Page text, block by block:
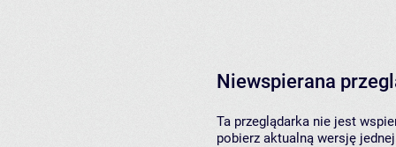
Niewspierana
Ta przeglądarka nie jest
pobierz aktualną wersję